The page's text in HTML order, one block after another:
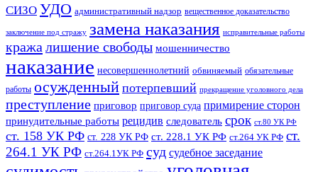
СИЗО УДО административный надзор вещественное доказательство
заключение под стражу замена наказания исправительные работы
кража лишение свободы мошенничество
наказание несовершеннолетний обвиняемый обязательные
работы осужденный потерпевший прекращение уголовного дела
преступление приговор приговор суда примирение сторон
принудительные работы рецидив следователь срок ст.80 УК РФ
ст. 158 УК РФ ст. 228 УК РФ ст. 228.1 УК РФ ст.264 УК РФ ст.
264.1 УК РФ ст.264.1УК РФ суд судебное заседание